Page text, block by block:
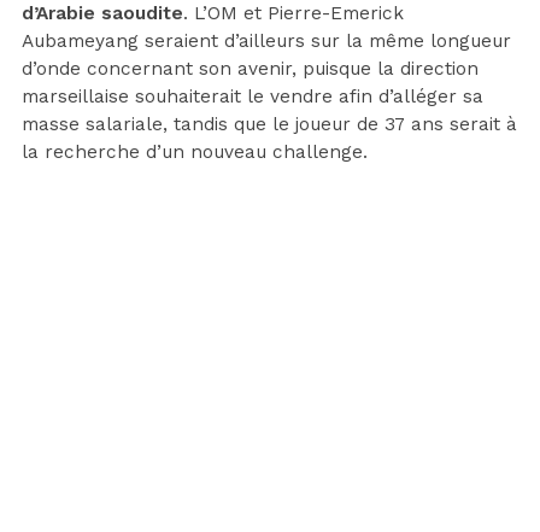
d’Arabie saoudite. L’OM et Pierre-Emerick
Aubameyang seraient d’ailleurs sur la même longueur
d’onde concernant son avenir, puisque la direction
marseillaise souhaiterait le vendre afin d’alléger sa
masse salariale, tandis que le joueur de 37 ans serait à
la recherche d’un nouveau challenge.